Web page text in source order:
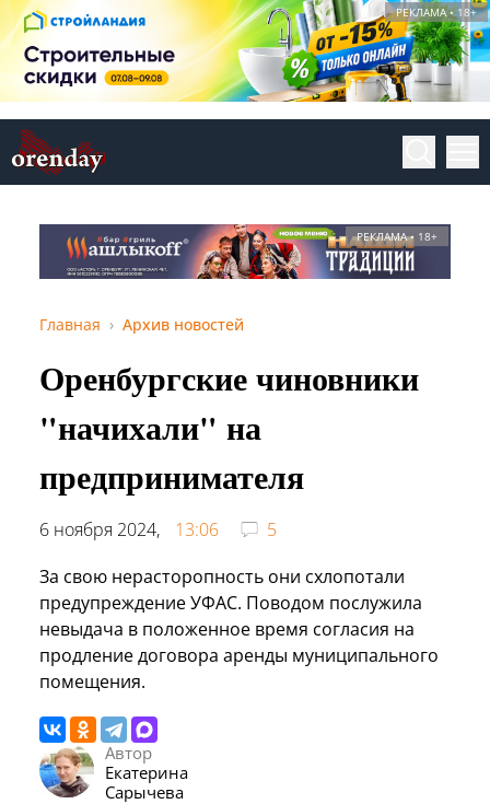
РЕКЛАМА • 18+
РЕКЛАМА • 18+
Главная Архив новостей
Оренбургские чиновники
"начихали" на
предпринимателя
6 ноября 2024, 13:06
5
За свою нерасторопность они схлопотали
предупреждение УФАС. Поводом послужила
невыдача в положенное время согласия на
продление договора аренды муниципального
помещения.
Автор
Екатерина
Сарычева